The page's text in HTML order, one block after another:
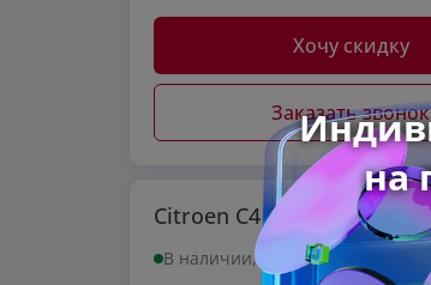
Хочу скидку
Заказать звонок
Citroen C4 2011 г
В наличии, Тверь